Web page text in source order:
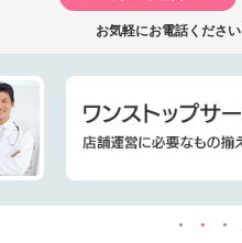
お気軽にお電話ください